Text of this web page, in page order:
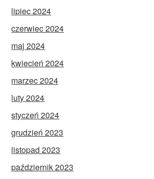
lipiec 2024
czerwiec 2024
maj 2024
kwiecień 2024
marzec 2024
luty 2024
styczeń 2024
grudzień 2023
listopad 2023
październik 2023